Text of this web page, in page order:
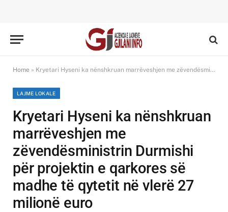
Home » Kryetari Hyseni ka nënshkruan marrëveshjen me zëvendësministrin Durmishi për projektin e qarkores së madhe të qytetit në vlerë 27 milionë euro
LAJME LOKALE
Kryetari Hyseni ka nënshkruan
marrëveshjen me
zëvendësministrin Durmishi
për projektin e qarkores së
madhe të qytetit në vlerë 27
milionë euro